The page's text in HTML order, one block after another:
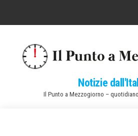
Notizie
Il Punto a Mezzogiorno –